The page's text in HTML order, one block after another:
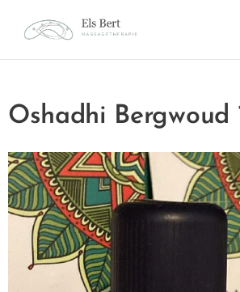
Oshadhi Bergwoud